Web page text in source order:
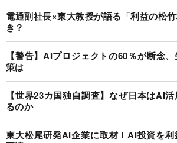
電通副社長×東大教授が語る「利益の松
き？
【警告】AIプロジェクトの60％が断念
策は
【世界23カ国独自調査】なぜ日本はAI
るのか
東大松尾研発AI企業に取材！AI投資を